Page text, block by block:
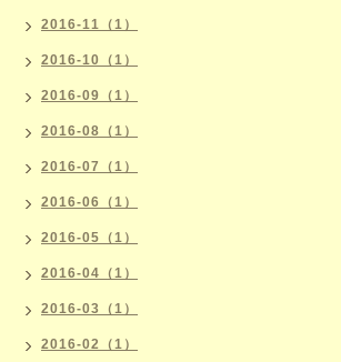
2016-11（1）
2016-10（1）
2016-09（1）
2016-08（1）
2016-07（1）
2016-06（1）
2016-05（1）
2016-04（1）
2016-03（1）
2016-02（1）